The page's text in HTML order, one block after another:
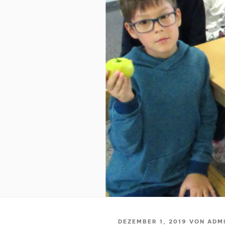
VERÖFFENTLICHT
DEZEMBER 1, 2019 VON